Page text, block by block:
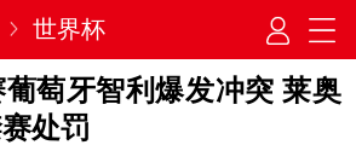
世界杯
萄牙智利爆发冲突 莱奥
处罚